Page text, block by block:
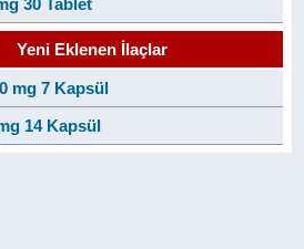
30 Tablet
Yeni Eklenen İlaçlar
mg 7 Kapsül
14 Kapsül